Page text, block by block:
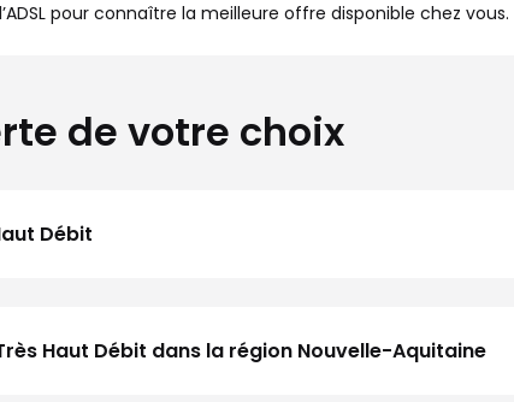
pour connaître la meilleure offre disponible chez vous.
de votre choix
Débit
Haut Débit dans la région Nouvelle-Aquitaine